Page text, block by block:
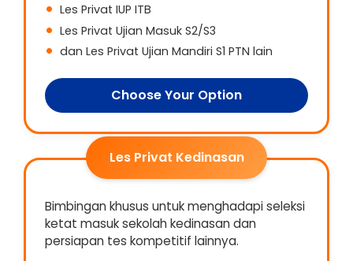
Les Privat IUP ITB
Les Privat Ujian Masuk S2/S3
dan Les Privat Ujian Mandiri S1 PTN lain
Choose Your Option
Les Privat Kedinasan
Bimbingan khusus untuk menghadapi seleksi
ketat masuk sekolah kedinasan dan
persiapan tes kompetitif lainnya.
Kak Fina
0813-1177-8441